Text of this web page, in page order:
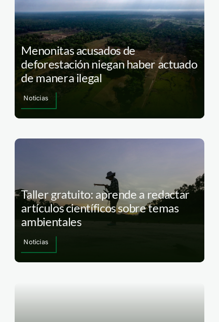
Menonitas acusados de
deforestación niegan haber actuado
de manera ilegal
Noticias
Taller gratuito: aprende a redactar
artículos científicos sobre temas
ambientales
Noticias